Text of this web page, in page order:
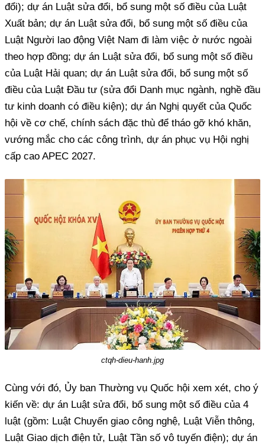
đổi); dự án Luật sửa đổi, bổ sung một số điều của Luật
Xuất bản; dự án Luật sửa đổi, bổ sung một số điều của
Luật Người lao động Việt Nam đi làm việc ở nước ngoài
theo hợp đồng; dự án Luật sửa đổi, bổ sung một số điều
của Luật Hải quan; dự án Luật sửa đổi, bổ sung một số
điều của Luật Đầu tư (sửa đổi Danh mục ngành, nghề đầu
tư kinh doanh có điều kiện); dự án Nghị quyết của Quốc
hội về cơ chế, chính sách đặc thù để tháo gỡ khó khăn,
vướng mắc cho các công trình, dự án phục vụ Hội nghị
cấp cao APEC 2027.
ctqh-dieu-hanh.jpg
Cùng với đó, Ủy ban Thường vụ Quốc hội xem xét, cho ý
kiến về: dự án Luật sửa đổi, bổ sung một số điều của 4
luật (gồm: Luật Chuyển giao công nghệ, Luật Viễn thông,
Luật Giao dịch điện tử, Luật Tần số vô tuyến điện); dự án